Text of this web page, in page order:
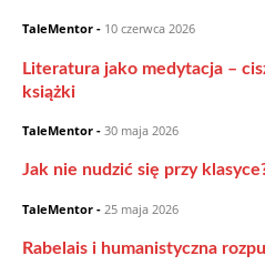
TaleMentor - 10 czerwca 2026
Literatura jako medytacja –
książki
TaleMentor - 30 maja 2026
Jak nie nudzić się przy
TaleMentor - 25 maja 2026
Rabelais i humanistyczna